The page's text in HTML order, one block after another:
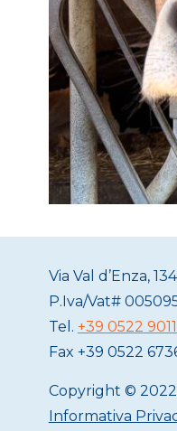
Via Val d’Enza,
P.Iva/Vat#
Tel. +39 0522
Fax +39 0522
Copyright ©
Informativa